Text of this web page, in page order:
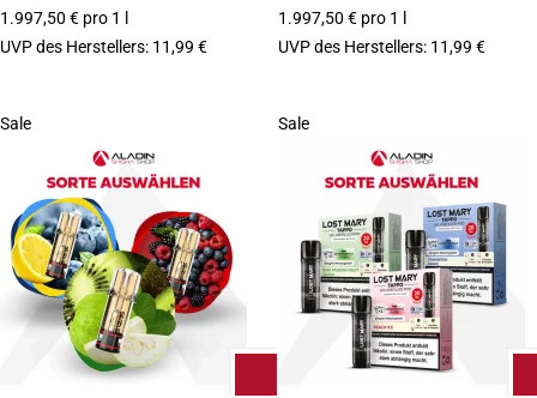
1.997,50 € pro 1 l
UVP des Herstellers: 11,99 €
1.997,50 € pro 1 l
UVP des Herstellers: 11,99 €
Sale Sale